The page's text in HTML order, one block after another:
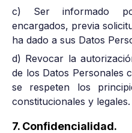
c) Ser informado
encargados, previa
ha dado a sus Datos
d) Revocar la
de los Datos Personales
se respeten los
constitucionales y legales.
7. Confidencialidad.